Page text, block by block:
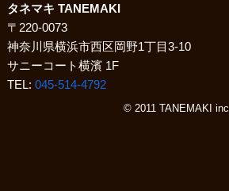
タネマキ TANEMAKI
〒220-0073
神奈川県横浜市西区岡野1丁目3-10
サニーコート横濱 1F
TEL: 045-514-4792
© 2011 TANEMAKI inc.